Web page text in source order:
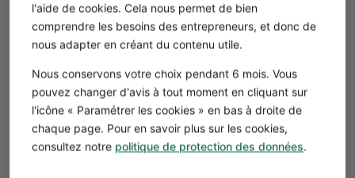
l'aide de cookies. Cela nous permet de bien
comprendre les besoins des entrepreneurs, et donc de
nous adapter en créant du contenu utile.
Nous conservons votre choix pendant 6 mois. Vous
pouvez changer d'avis à tout moment en cliquant sur
l'icône « Paramétrer les cookies » en bas à droite de
chaque page. Pour en savoir plus sur les cookies,
consultez notre politique de protection des données.
Checklist
MINIMUM / BASIC WL : à réserver à une
BASIC : suffisant pour démarrer si le logiciel
ne génère pas encore l'EN 16931 complet.
EN 16931 (ex-comfort) : profil recommandé
pour la majorité des entreprises ; conformité
européenne complète et automatisation de